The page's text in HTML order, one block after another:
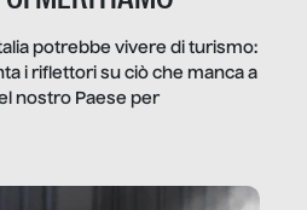
potrebbe vivere di turismo:
i riflettori su ciò che manca a
nostro Paese per